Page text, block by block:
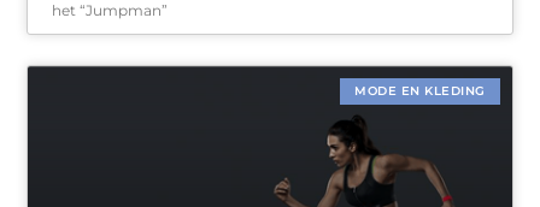
het “Jumpman”
MODE EN KLEDING